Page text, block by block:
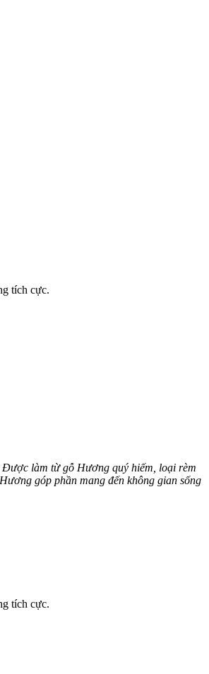
tích cực.
làm từ gỗ Hương quý hiếm, loại rèm
góp phần mang đến không gian sống
tích cực.